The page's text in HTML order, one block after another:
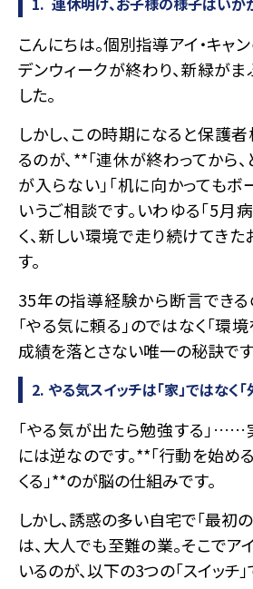
こんにちは。個別指導アイ・キャ
デンウィークが終わり、新緑が
した。
しかし、この時期になると保護
るのが、**「連休が終わってから
が入らない」「机に向かってもボ
いうご相談です。いわゆる「5月
く、新しい環境で走り続けてき
す。
35年の指導経験から断言でき
「やる気に頼る」のではなく「環
成績を落とさない唯一の秘訣です
2. やる気スイッチは「家」ではなく「
「やる気が出たら勉強する」……
には逆なのです。**「行動を始め
くる」**のが脳の仕組みです。
しかし、誘惑の多い自宅で「最初
は、大人でも至難の業。そこでア
いるのが、以下の3つの「スイッチ」